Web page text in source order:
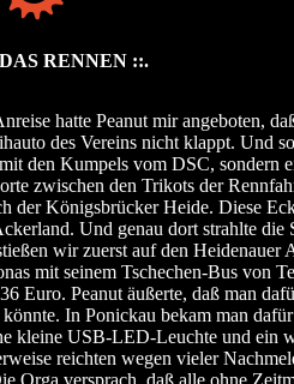
RENNEN ::.
hatte Peanut mir angeboten,
des Vereins nicht klappt. Und
den Kumpels vom DSC, sondern
zwischen den Trikots der
der Königsbrücker Heide. Diese
Und genau dort strahlte die
wir zuerst auf den Heidenauer
mit seinem Tschechen-Bus von
Euro. Peanut äußerte, daß man
In Ponickau bekam man
kleine USB-LED-Leuchte und ein
reichten wegen vieler
Orga versprach, daß alle ohne